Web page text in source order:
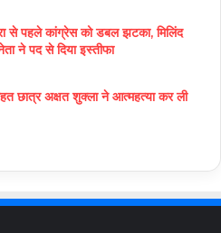
से पहले कांग्रेस को डबल झटका, मिलिंद
ने पद से दिया इस्तीफा
छात्र अक्षत शुक्ला ने आत्महत्या कर ली